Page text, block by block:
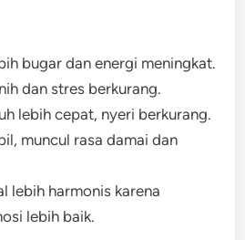
bugar dan energi meningkat.
dan stres berkurang.
lebih cepat, nyeri berkurang.
muncul rasa damai dan
lebih harmonis karena
lebih baik.